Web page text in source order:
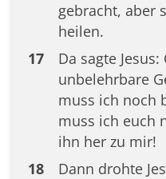
gebracht, aber
heilen.
17
Da sagte
unbelehrbare
muss ich noch
muss ich euch
ihn her zu mir!
18
Dann drohte